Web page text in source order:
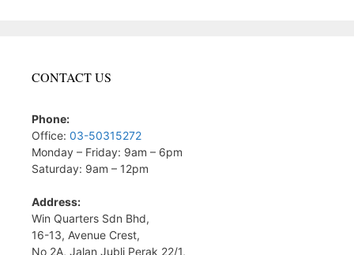
CONTACT US
Phone:
Office: 03-50315272
Monday – Friday: 9am – 6pm
Saturday: 9am – 12pm
Address:
Win Quarters Sdn Bhd,
16-13, Avenue Crest,
No 2A, Jalan Jubli Perak 22/1,